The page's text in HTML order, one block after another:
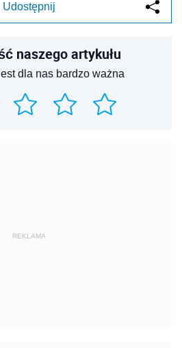
Udostępnij
naszego artykułu
dla nas bardzo ważna
REKLAMA